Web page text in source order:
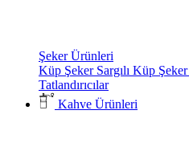
Şeker Ürünleri
Küp Şeker Sargılı Küp Şeker
Tatlandırıcılar
Kahve Ürünleri